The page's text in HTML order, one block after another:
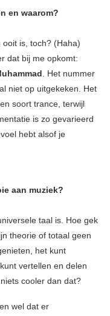
en waarom?
is, toch? (Haha)
dat bij me opkomt:
. Het nummer
niet op uitgekeken. Het
soort trance, terwijl
is zo gevarieerd
hebt alsof je
aan muziek?
taal is. Hoe gek
theorie of totaal geen
het kunt
vertellen en delen
cooler dan dat?
wel dat er